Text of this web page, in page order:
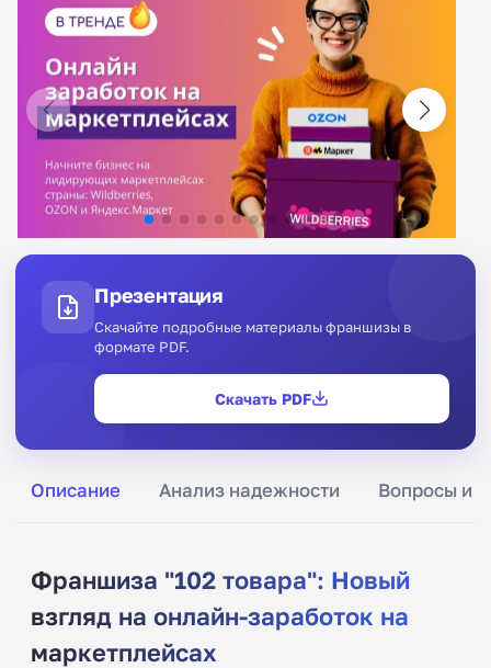
Описание Анализ надежности Вопросы и
Франшиза "102 товара": Новый
взгляд на онлайн-заработок на
маркетплейсах
Презентация
Скачайте подробные материалы франшизы в
формате PDF.
Скачать PDF